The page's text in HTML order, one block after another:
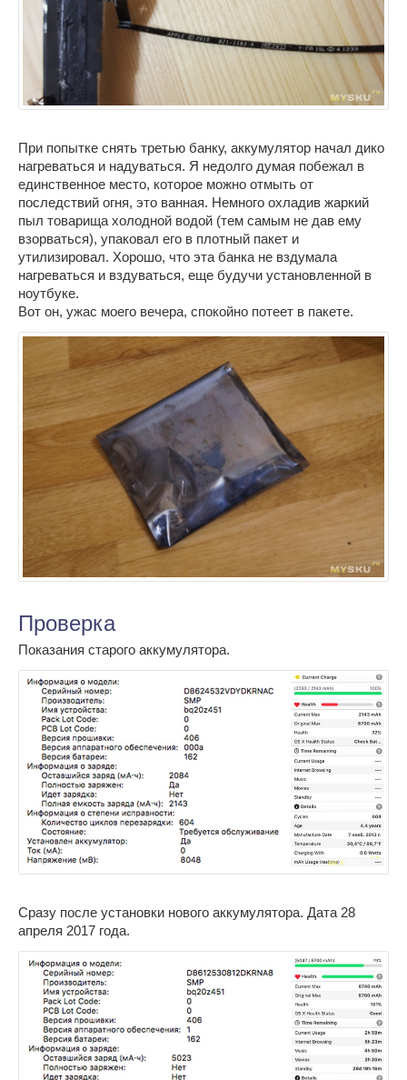
При попытке снять третью банку, аккумулятор начал дико
нагреваться и надуваться. Я недолго думая побежал в
единственное место, которое можно отмыть от
последствий огня, это ванная. Немного охладив жаркий
пыл товарища холодной водой (тем самым не дав ему
взорваться), упаковал его в плотный пакет и
утилизировал. Хорошо, что эта банка не вздумала
нагреваться и вздуваться, еще будучи установленной в
ноутбуке.
Вот он, ужас моего вечера, спокойно потеет в пакете.
Проверка
Показания старого аккумулятора.
Сразу после установки нового аккумулятора. Дата 28
апреля 2017 года.